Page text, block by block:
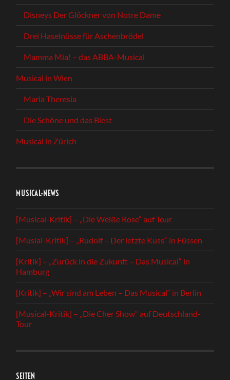
Disneys Der Glöckner von Notre Dame
Drei Haselnüsse für Aschenbrödel
Mamma Mia! – das ABBA-Musical
Musical in Wien
Maria Theresia
Die Schöne und das Biest
Musical in Zürich
MUSICAL-NEWS
[Musical-Kritik] – „Die Weiße Rose“ auf Tour
[Musial-Kritik] – „Rudolf – Der letzte Kuss“ in Füssen
[Kritik] – „Zurück in die Zukunft – Das Musical“ in
Hamburg
[Kritik] – „Wir sind am Leben – Das Musical“ in Berlin
[Musical-Kritik] – „Die Cher Show“ auf Deutschland-
Tour
SEITEN